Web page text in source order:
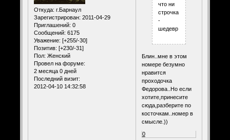
Откуда: г.Барнаул
Зарегистрирован: 2011-04-29
Приглашений: 0
Сообщений: 6175
Уважение: [+255/-30]
Позитив: [+230/-31]
Пол: Женский
Провел на форуме:
2 месяца 0 дней
Последний визит:
2012-04-10 14:32:58
что ни
строчка
-
шедевр
Блин..мне в этом
номере безумно
нравится
проходочка
Федорова..Но если
хотите,принесите
сюда,разберите по
косточкам..номер в
смысле.))
0